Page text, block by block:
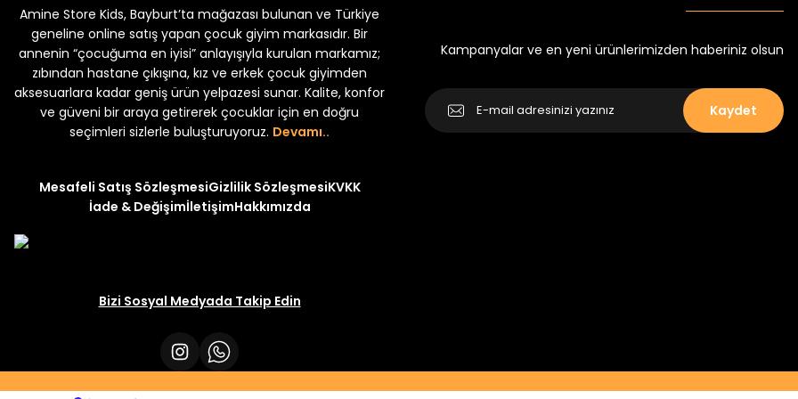
Yeni₺ 250 Yeni
₺ 320 ₺ 250
Amine Store Kids, Bayburt’ta mağazası bulunan ve Türkiye
geneline online satış yapan çocuk giyim markasıdır. Bir
annenin “çocuğuma en iyisi” anlayışıyla kurulan markamız;
zıbından hastane çıkışına, kız ve erkek çocuk giyimden
aksesuarlara kadar geniş ürün yelpazesi sunar. Kalite, konfor
ve güveni bir araya getirerek çocuklar için en doğru
seçimleri sizlerle buluşturuyoruz. Devamı..
Mesafeli Satış SözleşmesiGizlilik SözleşmesiKVKK
İade & DeğişimİletişimHakkımızda
Bizi Sosyal Medyada Takip Edin
Kampanyalar ve en yeni ürünlerimizden haberiniz olsun
Kaydet